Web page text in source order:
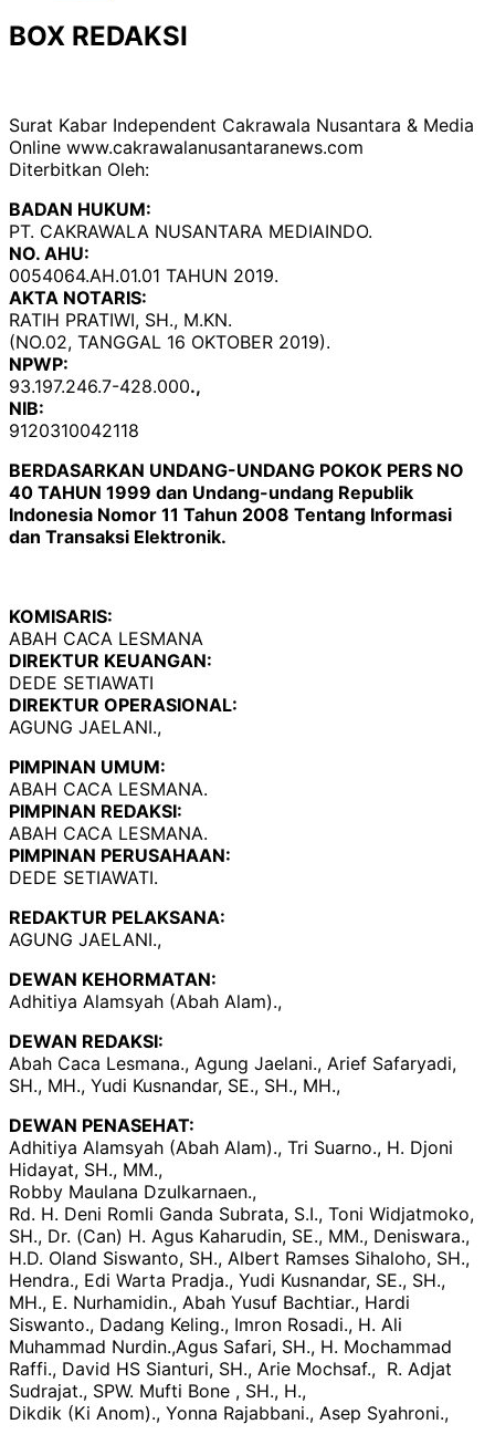
BOX REDAKSI
Surat Kabar Independent Cakrawala Nusantara & Media
Online www.cakrawalanusantaranews.com
Diterbitkan Oleh:
BADAN HUKUM:
PT. CAKRAWALA NUSANTARA MEDIAINDO.
NO. AHU:
0054064.AH.01.01 TAHUN 2019.
AKTA NOTARIS:
RATIH PRATIWI, SH., M.KN.
(NO.02, TANGGAL 16 OKTOBER 2019).
NPWP:
93.197.246.7-428.000.,
NIB:
9120310042118
BERDASARKAN UNDANG-UNDANG POKOK PERS NO
40 TAHUN 1999 dan Undang-undang Republik
Indonesia Nomor 11 Tahun 2008 Tentang Informasi
dan Transaksi Elektronik.
KOMISARIS:
ABAH CACA LESMANA
DIREKTUR KEUANGAN:
DEDE SETIAWATI
DIREKTUR OPERASIONAL:
AGUNG JAELANI.,
PIMPINAN UMUM:
ABAH CACA LESMANA.
PIMPINAN REDAKSI:
ABAH CACA LESMANA.
PIMPINAN PERUSAHAAN:
DEDE SETIAWATI.
REDAKTUR PELAKSANA:
AGUNG JAELANI.,
DEWAN KEHORMATAN:
Adhitiya Alamsyah (Abah Alam).,
DEWAN REDAKSI:
Abah Caca Lesmana., Agung Jaelani., Arief Safaryadi,
SH., MH., Yudi Kusnandar, SE., SH., MH.,
DEWAN PENASEHAT:
Adhitiya Alamsyah (Abah Alam)., Tri Suarno., H. Djoni
Hidayat, SH., MM.,
Robby Maulana Dzulkarnaen.,
Rd. H. Deni Romli Ganda Subrata, S.I., Toni Widjatmoko,
SH., Dr. (Can) H. Agus Kaharudin, SE., MM., Deniswara.,
H.D. Oland Siswanto, SH., Albert Ramses Sihaloho, SH.,
Hendra., Edi Warta Pradja., Yudi Kusnandar, SE., SH.,
MH., E. Nurhamidin., Abah Yusuf Bachtiar., Hardi
Siswanto., Dadang Keling., Imron Rosadi., H. Ali
Muhammad Nurdin.,Agus Safari, SH., H. Mochammad
Raffi., David HS Sianturi, SH., Arie Mochsaf., R. Adjat
Sudrajat., SPW. Mufti Bone , SH., H.,
Dikdik (Ki Anom)., Yonna Rajabbani., Asep Syahroni.,